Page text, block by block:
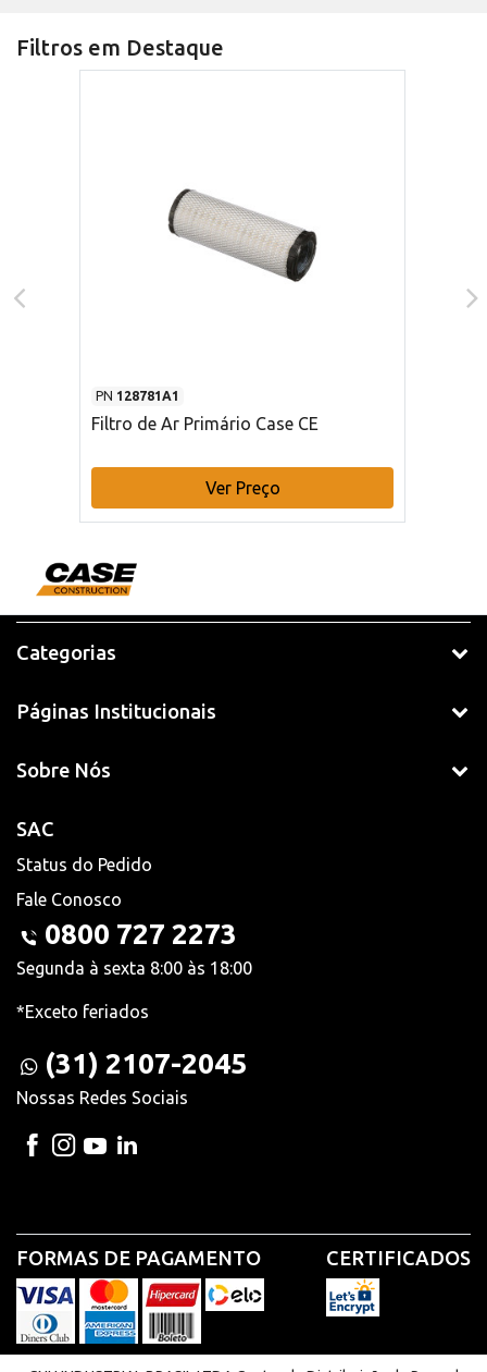
Filtros em Destaque
PN 128781A1
Filtro de Ar Primário Case CE
Ver Preço
Categorias
Páginas Institucionais
Sobre Nós
SAC
Status do Pedido
Fale Conosco
0800 727 2273
Segunda à sexta 8:00 às 18:00
*Exceto feriados
(31) 2107-2045
Nossas Redes Sociais
FORMAS DE PAGAMENTO CERTIFICADOS